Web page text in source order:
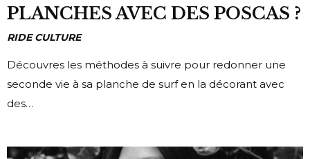
PLANCHES AVEC DES POSCAS ?
RIDE CULTURE
Découvres les méthodes à suivre pour redonner une
seconde vie à sa planche de surf en la décorant avec
des…